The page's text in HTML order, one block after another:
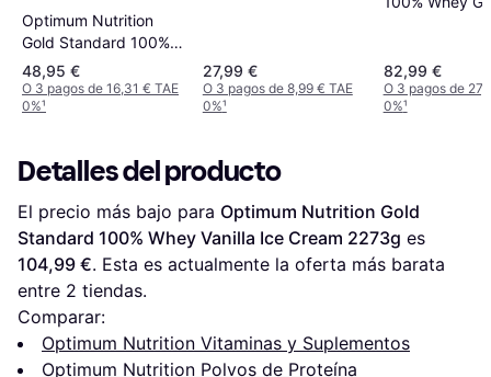
Optimum Nutrition
Gold Standard 100%
Isolate Chocolate
930g
48,95 €
O 3 pagos de 16,31 € TAE
0%¹
27,99 €
O 3 pagos de 8,99 € TAE
0%¹
82,99 €
O 3 pagos de
0%¹
Detalles del producto
El precio más bajo para Optimum Nutrition Gold
Standard 100% Whey Vanilla Ice Cream 2273g
104,99 €. Esta es actualmente la oferta más barata
entre 2 tiendas.
Comparar:
Optimum Nutrition Vitaminas y Suplementos
Optimum Nutrition Polvos de Proteína